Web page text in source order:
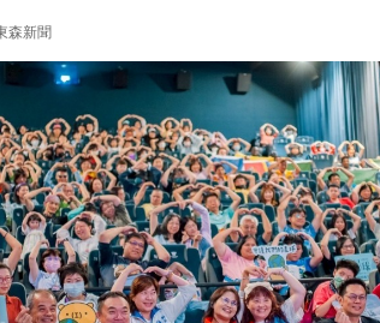
森新聞